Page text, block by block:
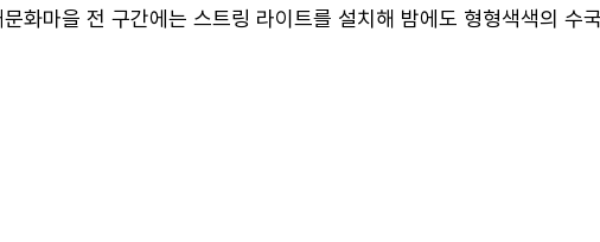
화마을 전 구간에는 스트링 라이트를 설치해 밤에도 형형색색의 수